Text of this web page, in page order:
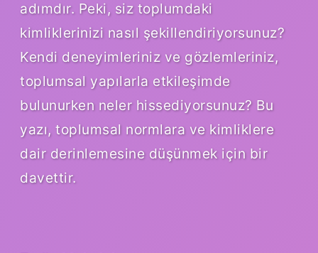
adımdır. Peki, siz toplumdaki
kimliklerinizi nasıl şekillendiriyorsunuz?
Kendi deneyimleriniz ve gözlemleriniz,
toplumsal yapılarla etkileşimde
bulunurken neler hissediyorsunuz? Bu
yazı, toplumsal normlara ve kimliklere
dair derinlemesine düşünmek için bir
davettir.